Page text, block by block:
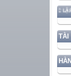
VÀ ĐỘC LẬP DÂN TỘC!
TÀI